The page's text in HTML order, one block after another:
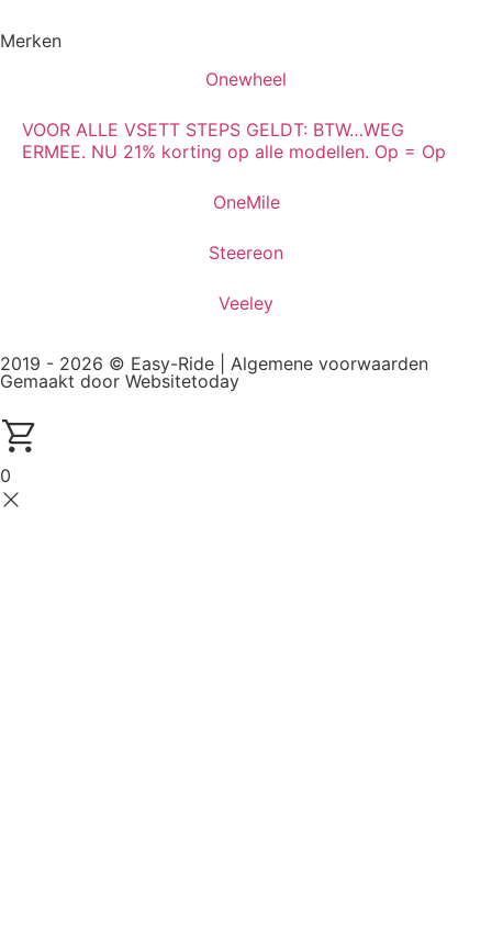
Merken
Onewheel
VOOR ALLE VSETT STEPS GELDT: BTW…WEG
ERMEE. NU 21% korting op alle modellen. Op = Op
OneMile
Steereon
Veeley
2019 - 2026 © Easy-Ride | Algemene voorwaarden
Gemaakt door Websitetoday
0